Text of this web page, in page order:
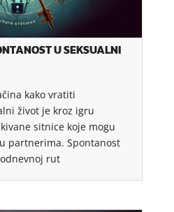
U SEKSUALNI
kako vratiti
život je kroz igru
sitnice koje mogu
partnerima. Spontanost
rut